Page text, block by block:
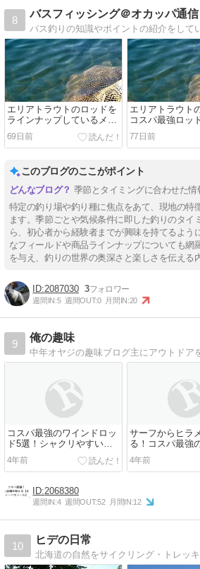
8
バスフィッシング＠オカッパ通信
バス釣りの知識やポイントの紹介をして
エリアトラウトのロッドを
ラインナップしているメー
カーはどこ？
69日前
エリアトラウト
コスパ最強ロッ
竿はダメ？
77日前
このブログのここがポイント
季節とタイミングに合わせた情
特定の釣り場や釣り種に焦点をあて、現地の特
ます。季節ごとや気候条件に即した釣りのタイ
ら、初心者から経験者までが興味を持てるよう
なフィールドや商品ラインナップについても網
を与え、釣りの世界の奥深さと楽しさを伝える
2087030 3
週間IN:5 週間OUT:0 月間IN:20
9
俺の趣味
コスパ最強のワインドロッ
ド5選！シャクリやすい専
用ロッドで太刀魚を狙え！
4年前
サーフからヒラ
る！コスパ最強
めヒラメリール
4年前
2068380
週間IN:4 週間OUT:52 月間IN:12
10
ヒデの日常